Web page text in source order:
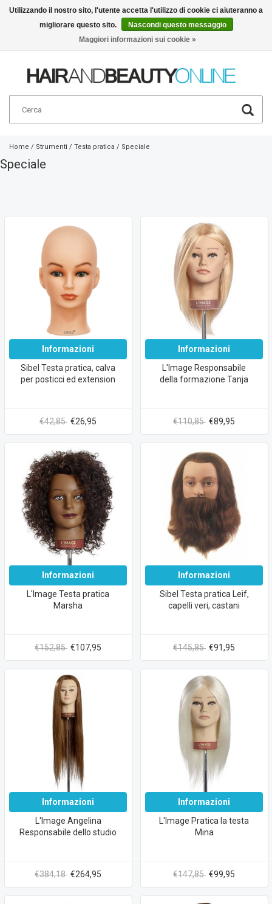
Italiano
Home / Strumenti / Testa pratica / Speciale
Speciale
Informazioni
Sibel Testa pratica, calva
per posticci ed extension
€42,85 €26,95
Informazioni
L'Image Responsabile
della formazione Tanja
€110,85 €89,95
Informazioni
L'Image Testa pratica
Marsha
€152,85 €107,95
Informazioni
Sibel Testa pratica Leif,
capelli veri, castani
€145,85 €91,95
Informazioni
L'Image Angelina
Responsabile dello studio
€384,18 €264,95
Informazioni
L'Image Pratica la testa
Mina
€147,85 €99,95
Utilizzando il nostro sito, l'utente accetta l'utilizzo di cookie ci aiuteranno a
migliorare questo sito.
Nascondi questo messaggio
Maggiori informazioni sui cookie »